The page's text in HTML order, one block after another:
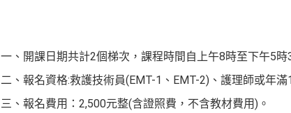
一、開課日期共計2個梯次，課程時間自上午8時至下午5
二、報名資格:救護技術員(EMT-1、EMT-2)、護理師或年
三、報名費用：2,500元整(含證照費，不含教材費用)。